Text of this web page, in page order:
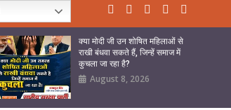
क्या मोदी जी उन शोषित महिलाओं से
राखी बंधवा सकते हैं, जिन्हें समाज में
कुचला जा रहा है?
August 8, 2026